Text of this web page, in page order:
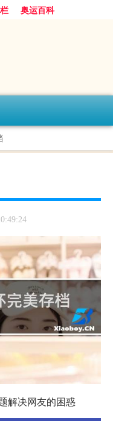
奥运百科
解决网友的困惑